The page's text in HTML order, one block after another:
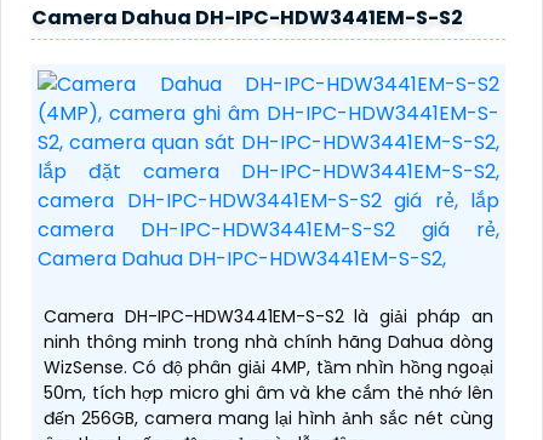
Camera Dahua DH-IPC-HDW3441EM-S-S2
Camera DH-IPC-HDW3441EM-S-S2 là giải pháp an
ninh thông minh trong nhà chính hãng Dahua dòng
WizSense. Có độ phân giải 4MP, tầm nhìn hồng ngoại
50m, tích hợp micro ghi âm và khe cắm thẻ nhớ lên
đến 256GB, camera mang lại hình ảnh sắc nét cùng